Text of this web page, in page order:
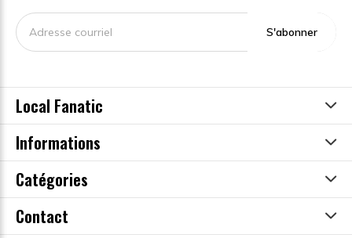
S'abonner
Local Fanatic
Informations
Catégories
Contact